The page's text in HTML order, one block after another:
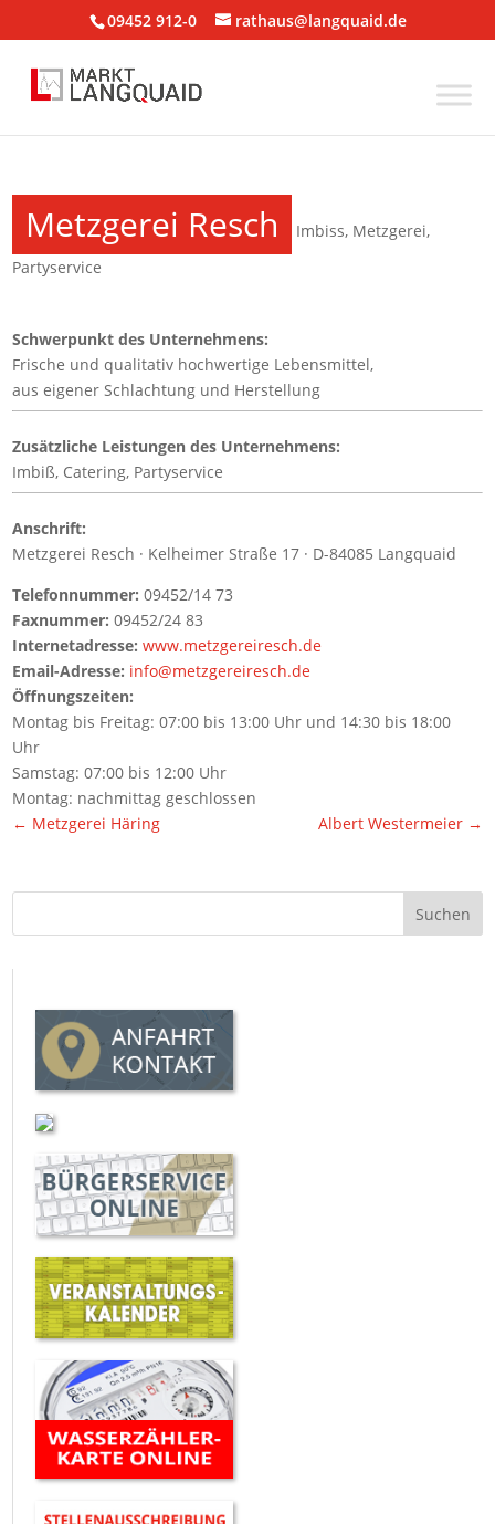
09452 912-0 rathaus@langquaid.de
Metzgerei Resch Imbiss, Metzgerei,
Partyservice
Schwerpunkt des Unternehmens:
Frische und qualitativ hochwertige Lebensmittel,
aus eigener Schlachtung und Herstellung
Zusätzliche Leistungen des Unternehmens:
Imbiß, Catering, Partyservice
Anschrift:
Metzgerei Resch · Kelheimer Straße 17 · D-84085 Langquaid
Telefonnummer: 09452/14 73
Faxnummer: 09452/24 83
Internetadresse: www.metzgereiresch.de
Email-Adresse: info@metzgereiresch.de
Öffnungszeiten:
Montag bis Freitag: 07:00 bis 13:00 Uhr und 14:30 bis 18:00
Uhr
Samstag: 07:00 bis 12:00 Uhr
Montag: nachmittag geschlossen
← Metzgerei Häring Albert Westermeier →